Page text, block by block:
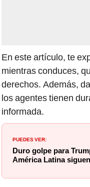
En este artículo, te
mientras conduces,
derechos. Además,
los agentes tienen
informada.
PUEDES VER:
Duro golpe para
América Latina